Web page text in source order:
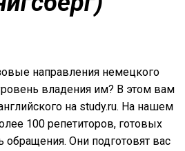
направления немецкого
владения им? В этом вам
на study.ru. На нашем
100 репетиторов, готовых
обращения. Они подготовят вас